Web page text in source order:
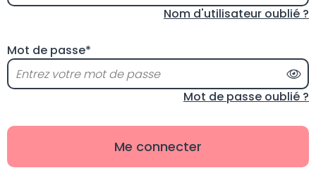
Nom d'utilisateur oublié ?
Mot de passe*
Mot de passe oublié ?
Me connecter